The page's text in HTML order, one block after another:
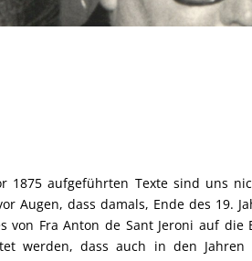
1875 aufgeführten Texte sind uns
Augen, dass damals, Ende des 19.
von Fra Anton de Sant Jeroni auf die
werden, dass auch in den Jahren